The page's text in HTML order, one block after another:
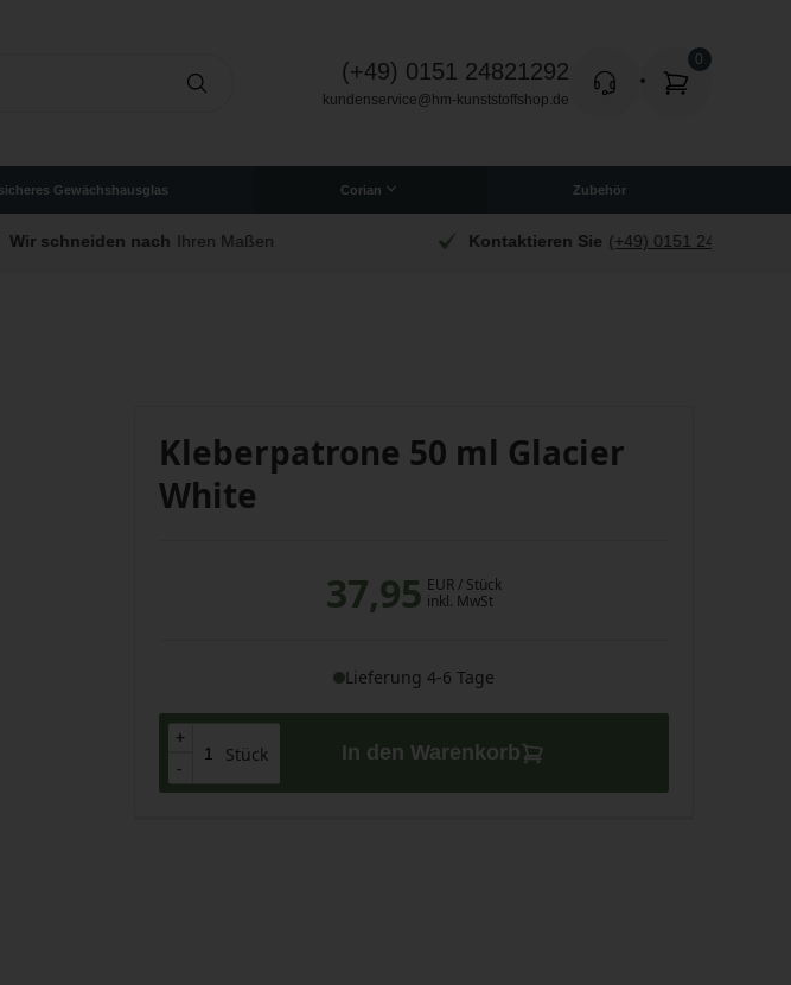
(+49) 0151 24821292
kundenservice@hm-kunststoffshop.de
Gewächshausglas Corian Zubehör
Ihren Maßen Kontaktieren Sie (+49) 0151 24821292
Kleberpatrone 50 ml Glacier
White
37,95 EUR/ Stück
inkl. MwSt
Lieferung 4-6 Tage
+
-
Stück
+
-
In den Warenkorb